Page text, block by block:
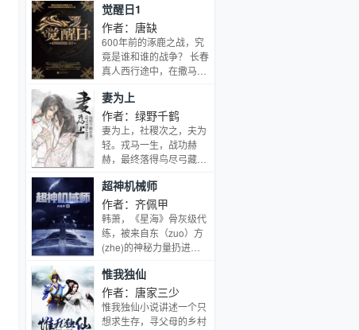
这么倒霉，不如相约一起
祸害世间吧？南宫墨，名
震亚洲的“千面妖女”，一
时走背运被个菜鸟引爆炸
药，死得轰轰烈烈。再睁
开眼，成为了大夏皇朝楚
国公府嫡女。隐居乡野，
采采药，杀杀人，没事的
时候打师傅。原本以为会
一直逍遥自在下去，直到
一张不输于她的赐婚圣旨
从天而降……
竭到来，林意是这个时代
里，南朝梁第一批新生的
修行者。
觉醒日1
作者：唐缺
600年前的涿鹿之战，究
竟是谁和谁的战争？ 长春
真人西行途中，在撒马尔
不已的事物？ 欧洲中世纪
的女巫迫害，到底是为了
何种原因？ 龙虎山天师张
彦頨的寻宝活动，寻找到
了怎样的恐怖存在？ 明末
成为了杀人魔王、又在帮
谁隐藏着什么？ 炼金术士
尼古拉勒梅的神秘人生，
竟然是从一幅与西藏有关
的凶画开始的？ 一系列的
历史谜团，整个人类的生
存进化之路，似乎都和一
股来自远古的神秘力量息
息相关。冯斯，一个一直
过着寻常人生活的平凡大
妻为上
作者：绿野千鹤
妻为上，社稷次之，夫为
轻。戎马一生，战功赫
赫，最终落得鸟尽弓藏；
后对他不离不弃的，只有
这个冷落了十几年的男
妻……重生一次，景韶决
定洗心革面，重新做人，
不过……当抱着枕头站在
握拳，本王一定要重振夫
纲！于是拍门道：“君
清，我知道错了，让我进
去吧！”PS：基本上轻松
超神机械师
作者：齐佩甲
韩萧，《星海》骨灰级代
练，被来自东（zuo）方
(zhe)的神秘力量扔进穿
成NPC，回到《星海》公
测之前，毅然选择难度最
高的机械系。 战舰列
队纵横星海，星辰机甲夭
惟我独仙
作者：唐家三少
惟我独仙小说讲述一个只
想求生存，寻父母的乡村